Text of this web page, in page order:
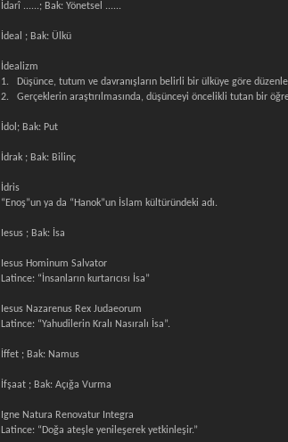
İdarî ......; Bak: Yönetsel ......
İdeal ; Bak: Ülkü
İdealizm
1. Düşünce, tutum ve davranışların belirli bir ülküye göre
2. Gerçeklerin araştırılmasında, düşünceyi öncelikli tutan bir
İdol; Bak: Put
İdrak ; Bak: Bilinç
İdris
“Enoş”un ya da “Hanok”un İslam kültüründeki adı.
Iesus ; Bak: İsa
Iesus Hominum Salvator
Latince: “İnsanların kurtarıcısı İsa”
Iesus Nazarenus Rex Judaeorum
Latince: “Yahudilerin Kralı Nasıralı İsa”.
İffet ; Bak: Namus
İfşaat ; Bak: Açığa Vurma
Igne Natura Renovatur Integra
Latince: “Doğa ateşle yenileşerek yetkinleşir.”